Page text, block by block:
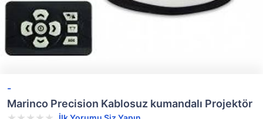
-
Marinco Precision Kablosuz kumandalı Projektör